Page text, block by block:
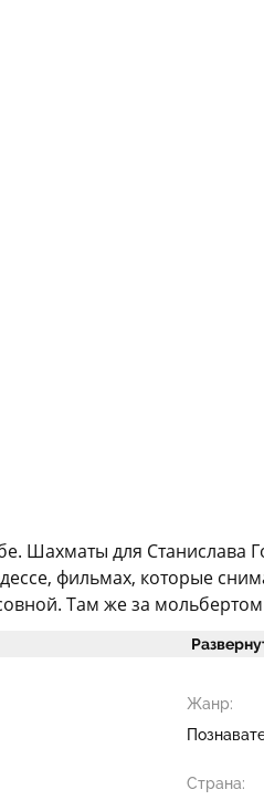
Шахматы для Станислава
фильмах, которые
Там же за
Жанр:
Страна: